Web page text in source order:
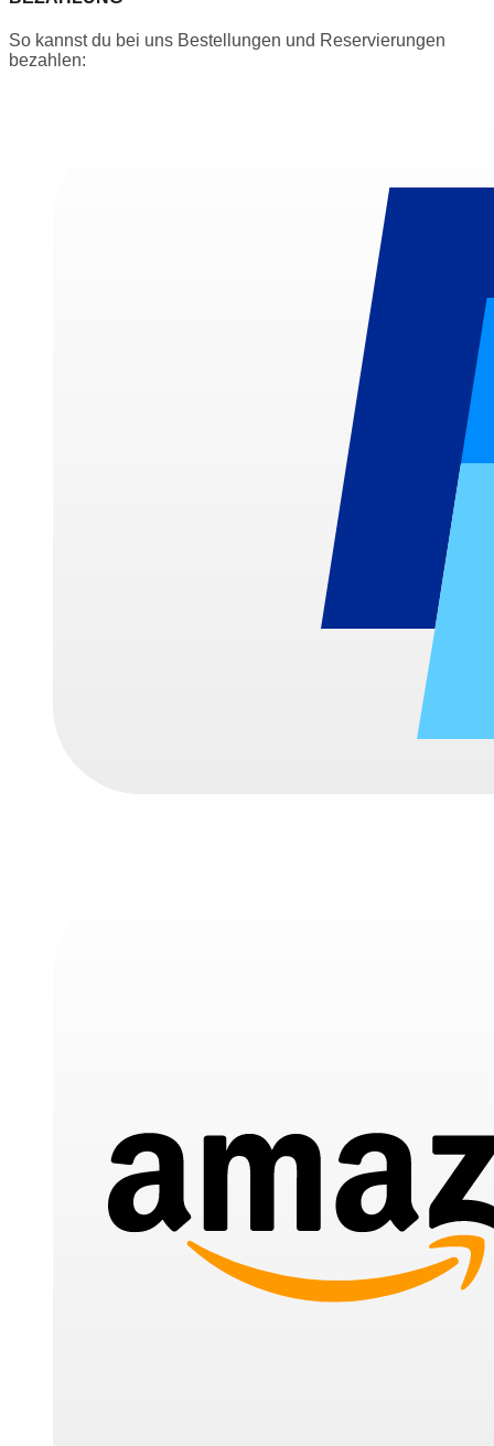
So kannst du bei uns Bestellungen und Reservierungen
bezahlen: